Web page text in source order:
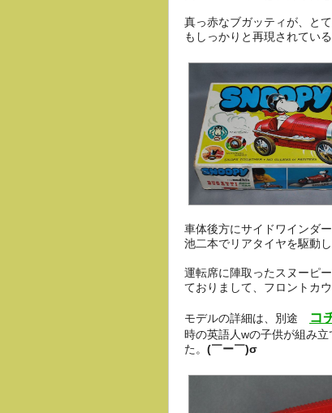
真っ赤なブガッティが、と
もしっかりと再現されてい
車体後方にサイドワインダ
池二本でリアタイヤを駆動
運転席に陣取ったスヌーピ
ておりまして、フロントカ
モデルの詳細は、別途 コ
時の英語人wの子供が組み
た。 (￣ー￣)σ